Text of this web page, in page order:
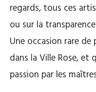
regards, tous ces
ou sur la
Une occasion rare
dans la Ville Rose, et
passion par les